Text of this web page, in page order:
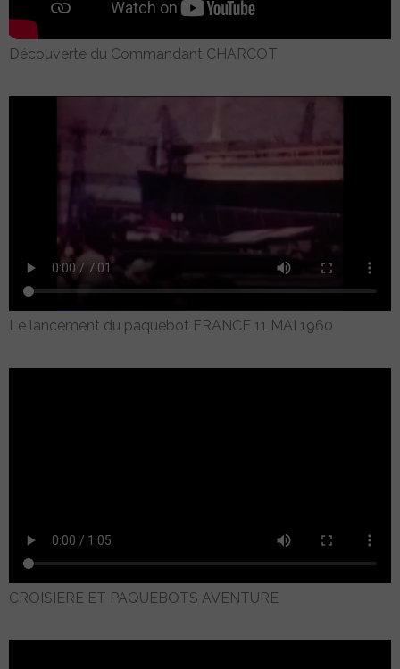
Découverte du Commandant CHARCOT
Le lancement du paquebot FRANCE 11 MAI 1960
CROISIERE ET PAQUEBOTS AVENTURE